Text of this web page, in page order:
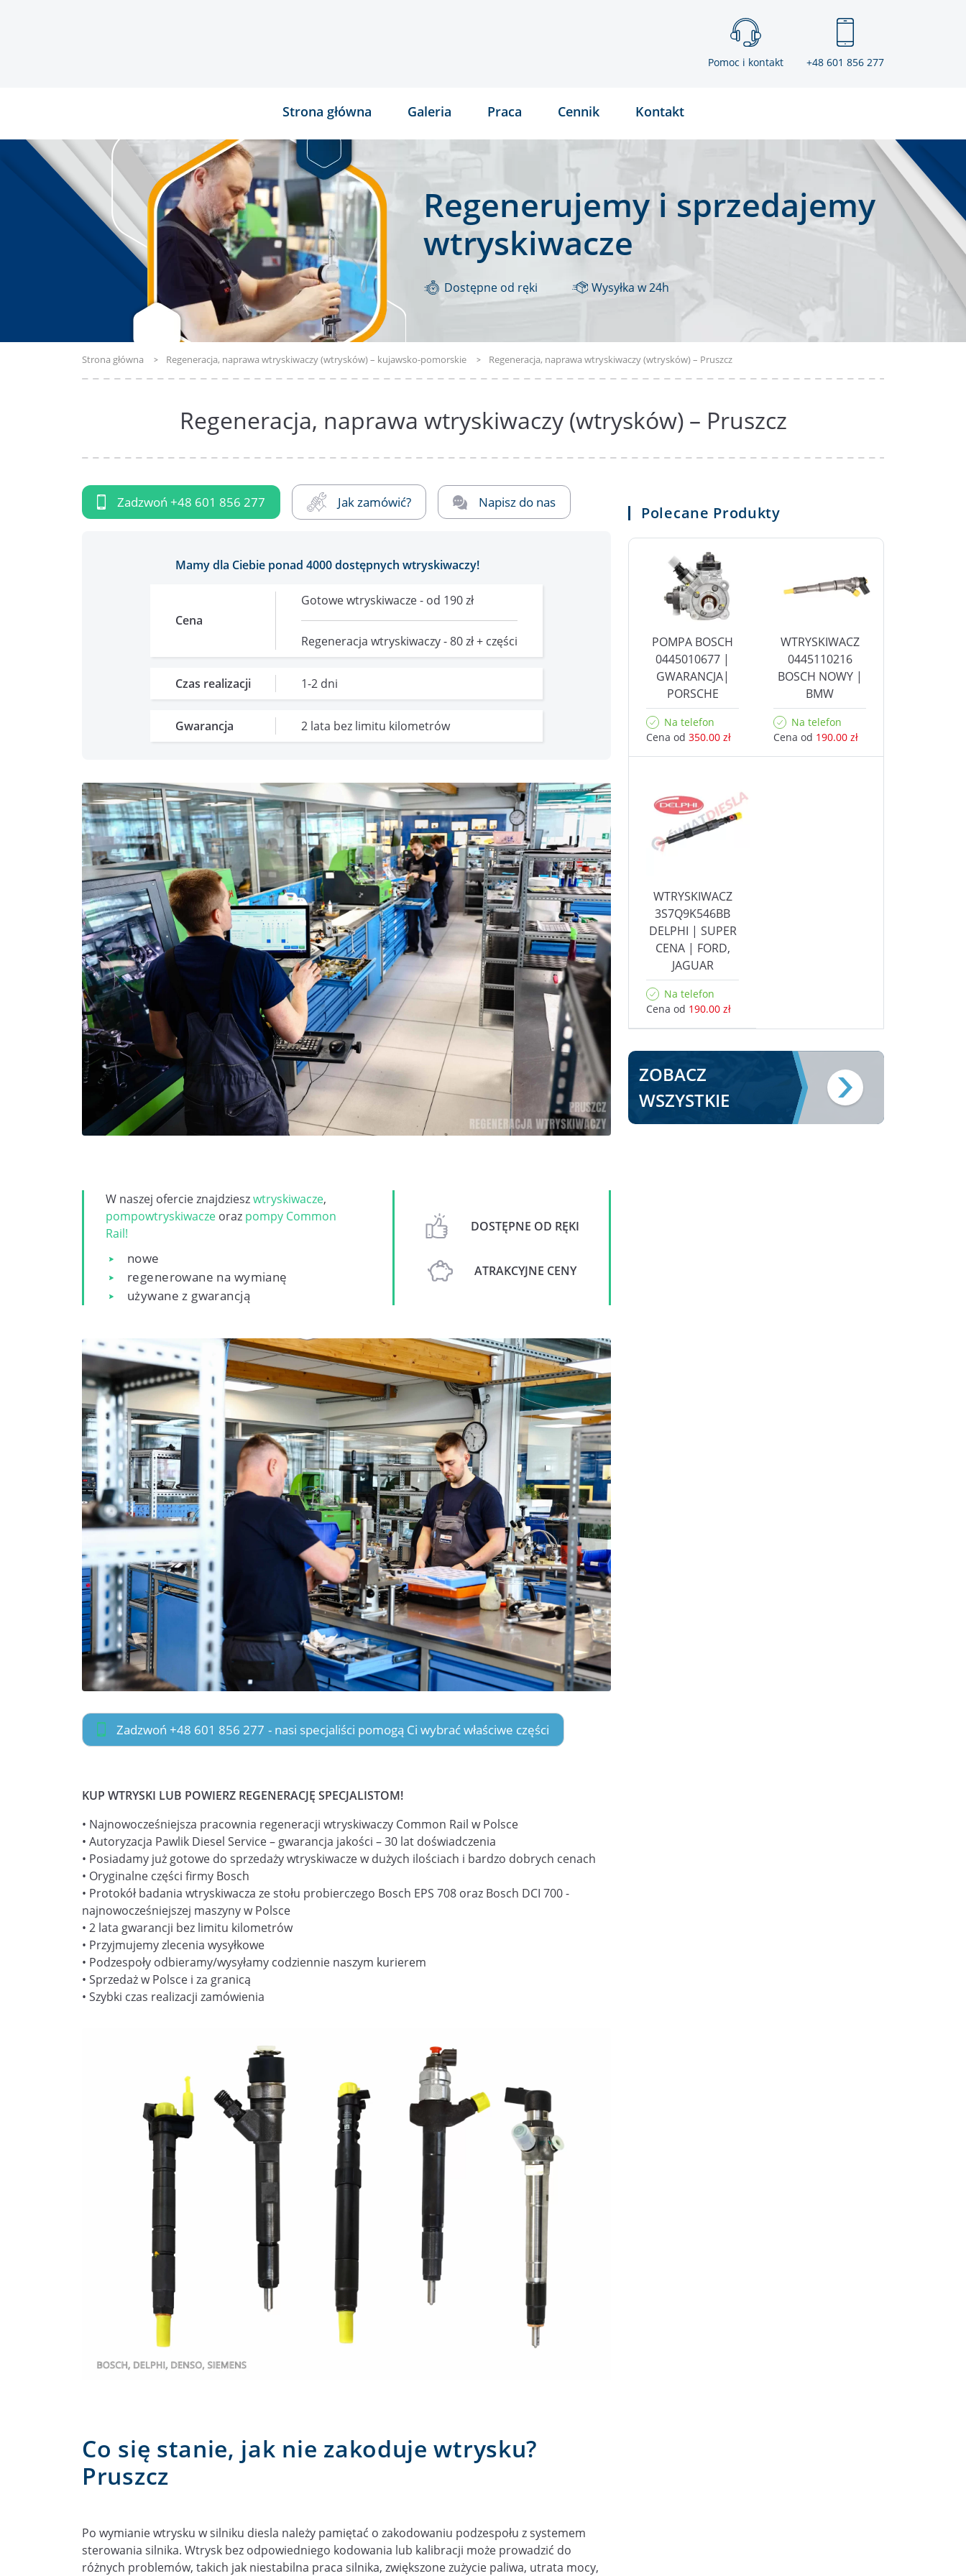
Pomoc i kontakt +48 601 856 277
Strona główna Galeria Praca Cennik Kontakt
Regenerujemy i sprzedajemy
wtryskiwacze
Dostępne od ręki Wysyłka w 24h
Strona główna Regeneracja, naprawa wtryskiwaczy (wtrysków) – kujawsko-pomorskie Regeneracja, naprawa wtryskiwaczy (wtrysków) – Pruszcz
Regeneracja, naprawa wtryskiwaczy (wtrysków) – Pruszcz
Zadzwoń +48 601 856 277 Jak zamówić? Napisz do nas
Mamy dla Ciebie ponad 4000 dostępnych wtryskiwaczy!
Cena
Gotowe wtryskiwacze - od 190 zł
Regeneracja wtryskiwaczy - 80 zł + części
Czas realizacji 1-2 dni
Gwarancja 2 lata bez limitu kilometrów
W naszej ofercie znajdzieszwtryskiwacze,
pompowtryskiwacze oraz pompy Common
Rail!
nowe
regenerowane na wymianę
używane z gwarancją
DOSTĘPNE OD RĘKI
ATRAKCYJNE CENY
Zadzwoń +48 601 856 277 - nasi specjaliści pomogą Ci wybrać właściwe części
KUP WTRYSKI LUB POWIERZ REGENERACJĘ SPECJALISTOM!
• Najnowocześniejsza pracownia regeneracji wtryskiwaczy Common Rail w Polsce
• Autoryzacja Pawlik Diesel Service – gwarancja jakości – 30 lat doświadczenia
• Posiadamy już gotowe do sprzedaży wtryskiwacze w dużych ilościach i bardzo dobrych cenach
• Oryginalne części firmy Bosch
• Protokół badania wtryskiwacza ze stołu probierczego Bosch EPS 708 oraz Bosch DCI 700 -
najnowocześniejszej maszyny w Polsce
• 2 lata gwarancji bez limitu kilometrów
• Przyjmujemy zlecenia wysyłkowe
• Podzespoły odbieramy/wysyłamy codziennie naszym kurierem
• Sprzedaż w Polsce i za granicą
• Szybki czas realizacji zamówienia
Co się stanie, jak nie zakoduje wtrysku?
Pruszcz
Po wymianie wtrysku w silniku diesla należy pamiętać o zakodowaniu podzespołu z systemem
sterowania silnika. Wtrysk bez odpowiedniego kodowania lub kalibracji może prowadzić do
różnych problemów, takich jak niestabilna praca silnika, zwiększone zużycie paliwa, utrata mocy,
Polecane Produkty
POMPA BOSCH
0445010677 |
GWARANCJA|
PORSCHE
Na telefon
Cena od 350.00 zł
WTRYSKIWACZ
0445110216
BOSCH NOWY |
BMW
Na telefon
Cena od 190.00 zł
WTRYSKIWACZ
3S7Q9K546BB
DELPHI | SUPER
CENA | FORD,
JAGUAR
Na telefon
Cena od 190.00 zł
ZOBACZ
WSZYSTKIE